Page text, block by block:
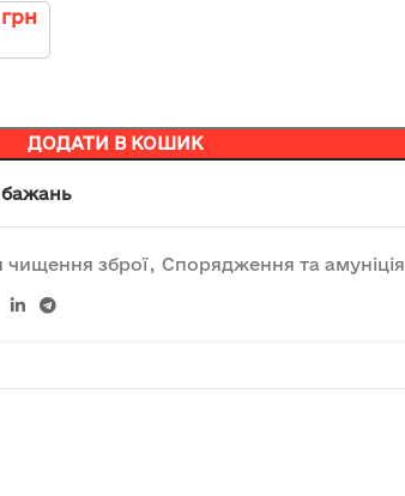
грн
ДОДАТИ В КОШИК
чищення зброї, Спорядження та амуніція